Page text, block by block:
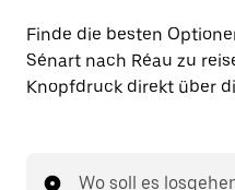
Finde die besten
Sénart nach Réau zu
Knopfdruck direkt über
Wo soll es